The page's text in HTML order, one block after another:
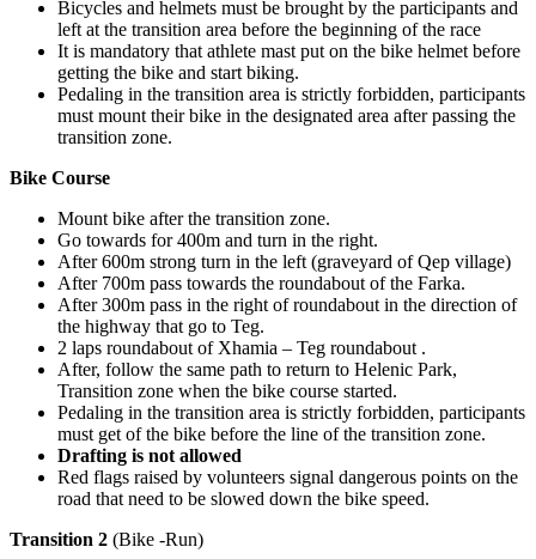
Bicycles and helmets must be brought by the participants and
left at the transition area before the beginning of the race
It is mandatory that athlete mast put on the bike helmet before
getting the bike and start biking.
Pedaling in the transition area is strictly forbidden, participants
must mount their bike in the designated area after passing the
transition zone.
Bike Course
Mount bike after the transition zone.
Go towards for 400m and turn in the right.
After 600m strong turn in the left (graveyard of Qep village)
After 700m pass towards the roundabout of the Farka.
After 300m pass in the right of roundabout in the direction of
the highway that go to Teg.
2 laps roundabout of Xhamia – Teg roundabout .
After, follow the same path to return to Helenic Park,
Transition zone when the bike course started.
Pedaling in the transition area is strictly forbidden, participants
must get of the bike before the line of the transition zone.
Drafting is not allowed
Red flags raised by volunteers signal dangerous points on the
road that need to be slowed down the bike speed.
Transition 2 (Bike -Run)